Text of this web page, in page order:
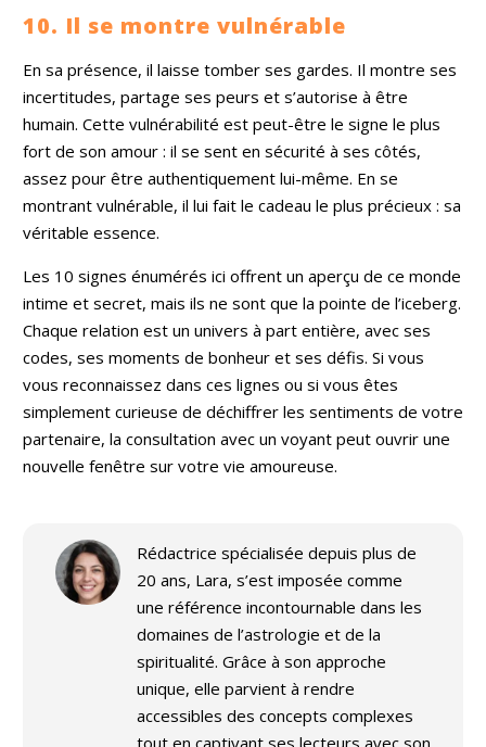
10. Il se montre vulnérable
En sa présence, il laisse tomber ses gardes. Il montre ses
incertitudes, partage ses peurs et s’autorise à être
humain. Cette vulnérabilité est peut-être le signe le plus
fort de son amour : il se sent en sécurité à ses côtés,
assez pour être authentiquement lui-même. En se
montrant vulnérable, il lui fait le cadeau le plus précieux : sa
véritable essence.
Les 10 signes énumérés ici offrent un aperçu de ce monde
intime et secret, mais ils ne sont que la pointe de l’iceberg.
Chaque relation est un univers à part entière, avec ses
codes, ses moments de bonheur et ses défis. Si vous
vous reconnaissez dans ces lignes ou si vous êtes
simplement curieuse de déchiffrer les sentiments de votre
partenaire, la consultation avec un voyant peut ouvrir une
nouvelle fenêtre sur votre vie amoureuse.
Rédactrice spécialisée depuis plus de
20 ans, Lara, s’est imposée comme
une référence incontournable dans les
domaines de l’astrologie et de la
spiritualité. Grâce à son approche
unique, elle parvient à rendre
accessibles des concepts complexes